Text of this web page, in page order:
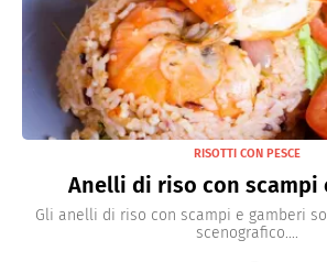
RISOTTI CON PESCE
Anelli di riso con scampi
Gli anelli di riso con scampi e gamberi
scenografico....